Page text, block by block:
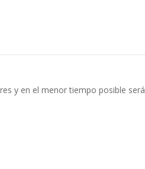
y en el menor tiempo posible será